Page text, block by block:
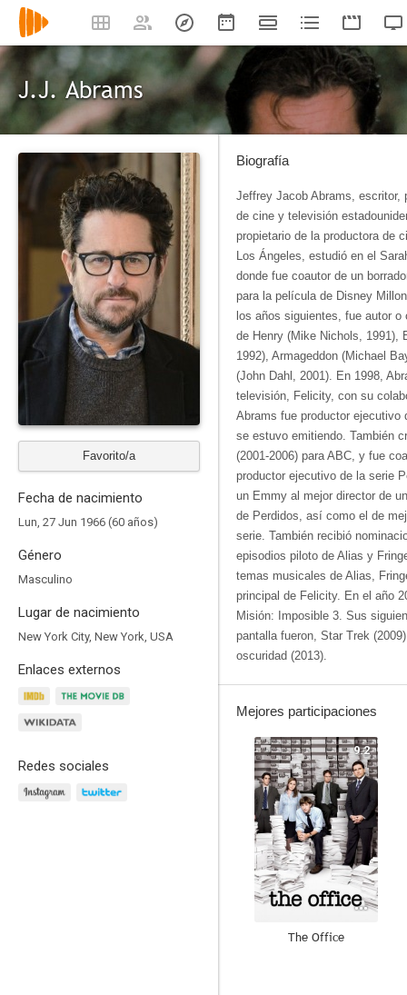
J.J. Abrams
Favorito/a
Fecha de nacimiento
Lun, 27 Jun 1966 (60 años)
Género
Masculino
Lugar de nacimiento
New York City, New York, USA
Enlaces externos
Redes sociales
Biografía
Jeffrey Jacob Abrams, escritor,
de cine y televisión
propietario de la productora de
Los Ángeles, estudió en el
donde fue coautor de un
para la película de Disney
los años siguientes, fue autor
de Henry (Mike Nichols, 1991),
1992), Armageddon (Michael
(John Dahl, 2001). En 1998,
televisión, Felicity, con su
Abrams fue productor ejecutivo
se estuvo emitiendo. También
(2001-2006) para ABC, y fue
productor ejecutivo de la serie
un Emmy al mejor director de
de Perdidos, así como el de
serie. También recibió
episodios piloto de Alias y
temas musicales de Alias,
principal de Felicity. En el año
Misión: Imposible 3. Sus
pantalla fueron, Star Trek
oscuridad (2013).
Mejores participaciones
9.2
The Office